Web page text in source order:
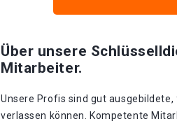
Über unsere
Mitarbeiter.
Unsere Profis sind gut
verlassen können. Kompetente